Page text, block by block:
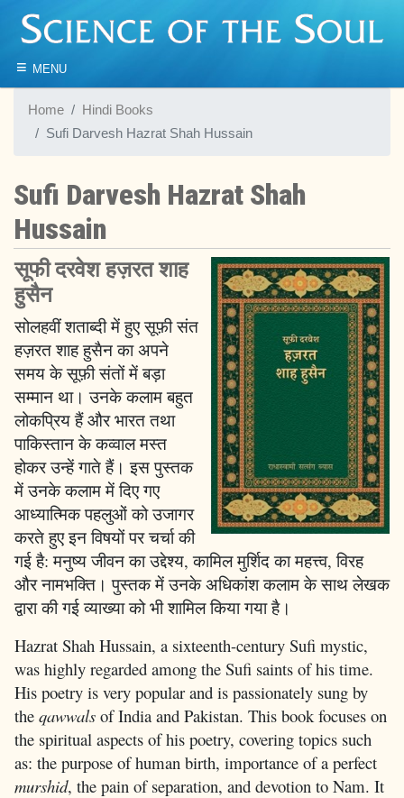
≡ MENU
Home
Hindi Books
Sufi Darvesh Hazrat Shah Hussain
Sufi Darvesh Hazrat Shah
Hussain
सूफी दरवेश हज़रत शाह
हुसैन
सोलहवीं शताब्दी में हुए सूफ़ी संत
हज़रत शाह हुसैन का अपने
समय के सूफ़ी संतों में बड़ा
सम्मान था। उनके कलाम बहुत
लोकप्रिय हैं और भारत तथा
पाकिस्तान के कव्वाल मस्त
होकर उन्हें गाते हैं। इस पुस्तक
में उनके कलाम में दिए गए
आध्यात्मिक पहलुओं को उजागर
करते हुए इन विषयों पर चर्चा की
गई है: मनुष्य जीवन का उद्देश्य, कामिल मुर्शिद का महत्त्व, विरह
और नामभक्ति। पुस्तक में उनके अधिकांश कलाम के साथ लेखक
द्वारा की गई व्याख्या को भी शामिल किया गया है।
Hazrat Shah Hussain, a sixteenth-century Sufi mystic,
was highly regarded among the Sufi saints of his time.
His poetry is very popular and is passionately sung by
the qawwals of India and Pakistan. This book focuses on
the spiritual aspects of his poetry, covering topics such
as: the purpose of human birth, importance of a perfect
murshid, the pain of separation, and devotion to Nam. It